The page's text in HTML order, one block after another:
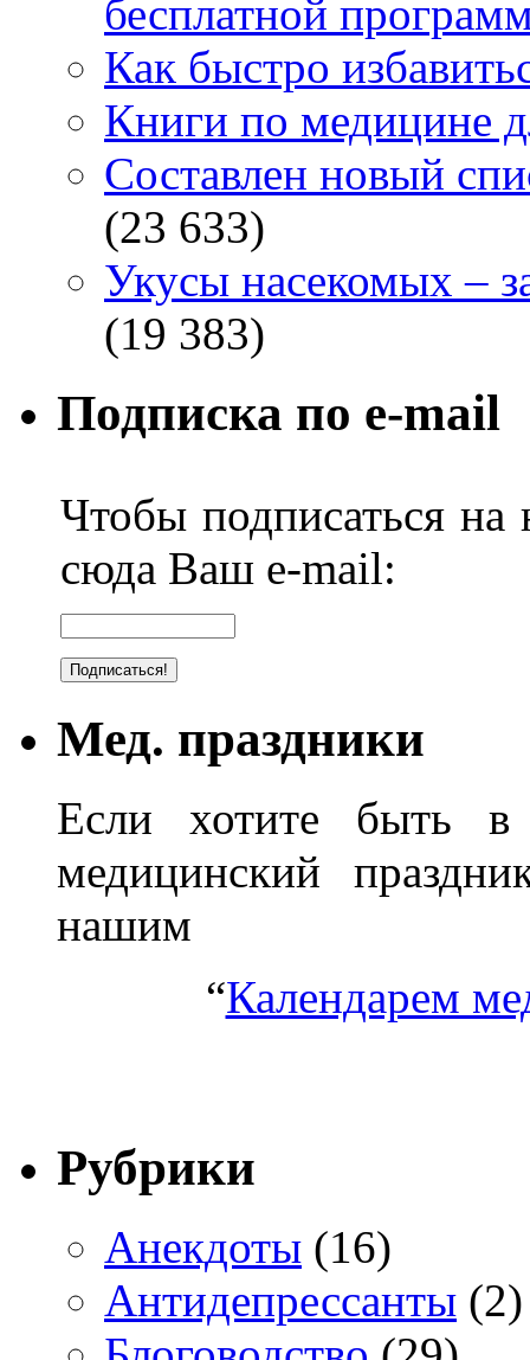
бесплатной
Как быстро
Книги по медицине
Составлен новый
(23 633)
Укусы насекомых –
(19 383)
Подписка по e-mail
Чтобы подписаться на
сюда Ваш e-mail:
Мед. праздники
Если хотите быть в
медицинский
нашим
“Календарем
Рубрики
Анекдоты (16)
Антидепрессанты (2)